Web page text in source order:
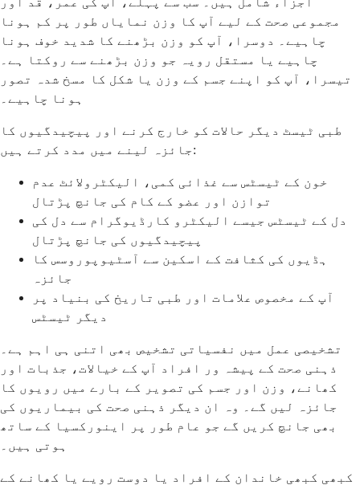
مجموعی صحت کے لیے آپ کا وزن نمایاں طور پر کم ہونا
چاہیے۔ دوسرا، آپ کو وزن بڑھنے کا شدید خوف ہونا
چاہیے یا مستقل رویہ جو وزن بڑھنے سے روکتا ہے۔
تیسرا، آپ کو اپنے جسم کے وزن یا شکل کا مسخ شدہ تصور
ہونا چاہیے۔
طبی ٹیسٹ دیگر حالات کو خارج کرنے اور پیچیدگیوں کا
جائزہ لینے میں مدد کرتے ہیں:
خون کے ٹیسٹس سے غذائی کمی، الیکٹرولائٹ عدم
توازن اور عضو کے کام کی جانچ پڑتال
دل کے ٹیسٹس جیسے الیکٹرو کارڈیوگرام سے دل کی
پیچیدگیوں کی جانچ پڑتال
ہڈیوں کی کثافت کے اسکین سے آسٹیوپوروسس کا
جائزہ
آپ کے مخصوص علامات اور طبی تاریخ کی بنیاد پر
دیگر ٹیسٹس
تشخیصی عمل میں نفسیاتی تشخیص بھی اتنی ہی اہم ہے۔
ذہنی صحت کے پیشہ ور افراد آپ کے خیالات، جذبات اور
کھانے، وزن اور جسم کی تصویر کے بارے میں رویوں کا
جائزہ لیں گے۔ وہ ان دیگر ذہنی صحت کی بیماریوں کی
بھی جانچ کریں گے جو عام طور پر اینورکسیا کے ساتھ
ہوتی ہیں۔
کبھی کبھی خاندان کے افراد یا دوست رویے یا کھانے کے